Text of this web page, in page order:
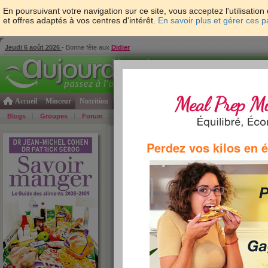
En poursuivant votre navigation sur ce site, vous acceptez
et offres adaptés à vos centres d'intérêt. En savoir plus et gérer ces
Jeudi 6 août 2026 - Bonne fête aux Didier
Accueil Minceur Nutrition Psycho & tests Forme & santé
Blogs Groupes Forum Bons Plans
Perdez vos kilos en